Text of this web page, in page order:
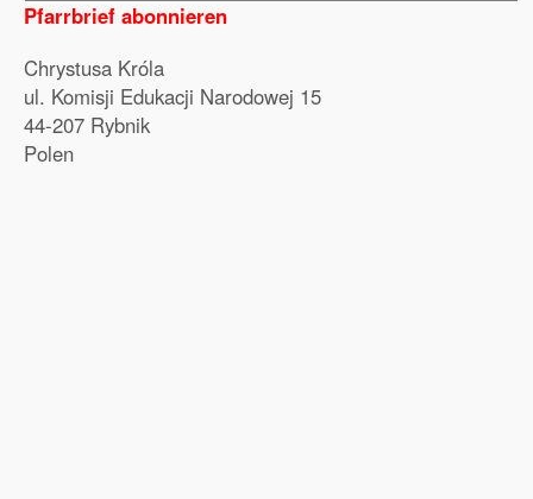
Pfarrbrief abonnieren
Chrystusa Króla
ul. Komisji Edukacji Narodowej 15
44-207 Rybnik
Polen